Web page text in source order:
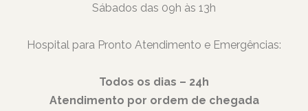
Sábados das 09h às 13h
Hospital para Pronto Atendimento e Emergências:
Todos os dias – 24h
Atendimento por ordem de chegada